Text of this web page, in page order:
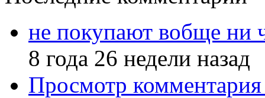
не покупают вобще ни
8 года 26 недели назад
Просмотр